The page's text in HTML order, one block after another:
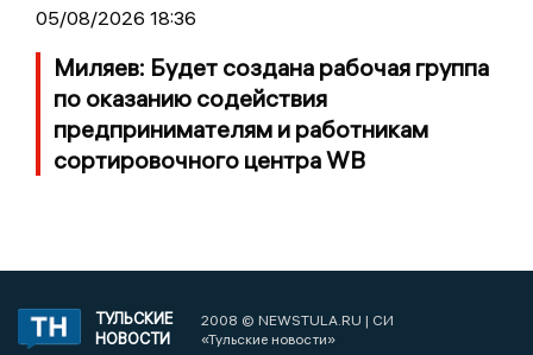
05/08/2026 18:36
Миляев: Будет создана рабочая группа
по оказанию содействия
предпринимателям и работникам
сортировочного центра WB
ТУЛЬСКИЕ
НОВОСТИ
2008 © NEWSTULA.RU | СИ
«Тульские новости»